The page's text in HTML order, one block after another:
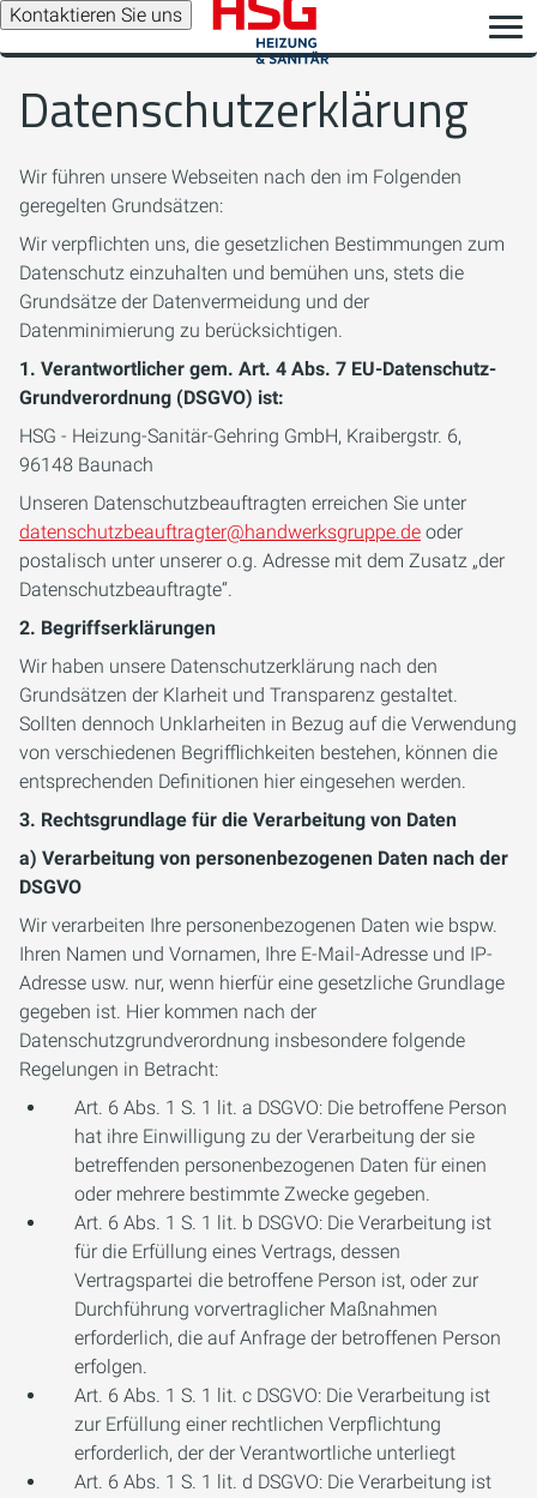
Kontaktieren Sie uns
Datenschutzerklärung
Wir führen unsere Webseiten nach den im Folgenden
geregelten Grundsätzen:
Wir verpflichten uns, die gesetzlichen Bestimmungen zum
Datenschutz einzuhalten und bemühen uns, stets die
Grundsätze der Datenvermeidung und der
Datenminimierung zu berücksichtigen.
1. Verantwortlicher gem. Art. 4 Abs. 7 EU-Datenschutz-
Grundverordnung (DSGVO) ist:
HSG - Heizung-Sanitär-Gehring GmbH, Kraibergstr. 6,
96148 Baunach
Unseren Datenschutzbeauftragten erreichen Sie unter
datenschutzbeauftragter@handwerksgruppe.de oder
postalisch unter unserer o.g. Adresse mit dem Zusatz „der
Datenschutzbeauftragte“.
2. Begriffserklärungen
Wir haben unsere Datenschutzerklärung nach den
Grundsätzen der Klarheit und Transparenz gestaltet.
Sollten dennoch Unklarheiten in Bezug auf die Verwendung
von verschiedenen Begrifflichkeiten bestehen, können die
entsprechenden Definitionen hier eingesehen werden.
3. Rechtsgrundlage für die Verarbeitung von Daten
a) Verarbeitung von personenbezogenen Daten nach der
DSGVO
Wir verarbeiten Ihre personenbezogenen Daten wie bspw.
Ihren Namen und Vornamen, Ihre E-Mail-Adresse und IP-
Adresse usw. nur, wenn hierfür eine gesetzliche Grundlage
gegeben ist. Hier kommen nach der
Datenschutzgrundverordnung insbesondere folgende
Regelungen in Betracht:
Art. 6 Abs. 1 S. 1 lit. a DSGVO: Die betroffene Person
hat ihre Einwilligung zu der Verarbeitung der sie
betreffenden personenbezogenen Daten für einen
oder mehrere bestimmte Zwecke gegeben.
Art. 6 Abs. 1 S. 1 lit. b DSGVO: Die Verarbeitung ist
für die Erfüllung eines Vertrags, dessen
Vertragspartei die betroffene Person ist, oder zur
Durchführung vorvertraglicher Maßnahmen
erforderlich, die auf Anfrage der betroffenen Person
erfolgen.
Art. 6 Abs. 1 S. 1 lit. c DSGVO: Die Verarbeitung ist
zur Erfüllung einer rechtlichen Verpflichtung
erforderlich, der der Verantwortliche unterliegt
Art. 6 Abs. 1 S. 1 lit. d DSGVO: Die Verarbeitung ist